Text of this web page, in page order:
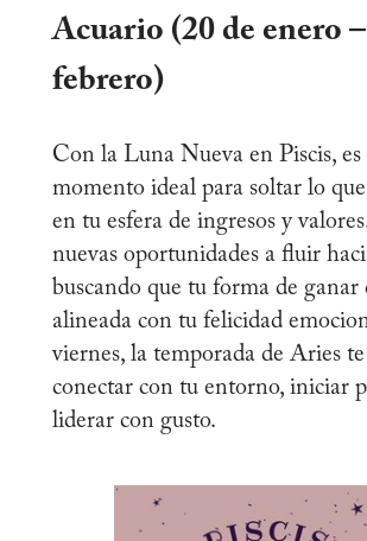
Acuario (20 de enero
febrero)
Con la Luna Nueva en Piscis, es
momento ideal para soltar lo
en tu esfera de ingresos y
nuevas oportunidades a fluir
buscando que tu forma de ganar
alineada con tu felicidad
viernes, la temporada de Aries
conectar con tu entorno, iniciar
liderar con gusto.